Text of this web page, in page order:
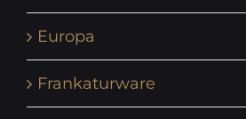
Europa
Frankaturware